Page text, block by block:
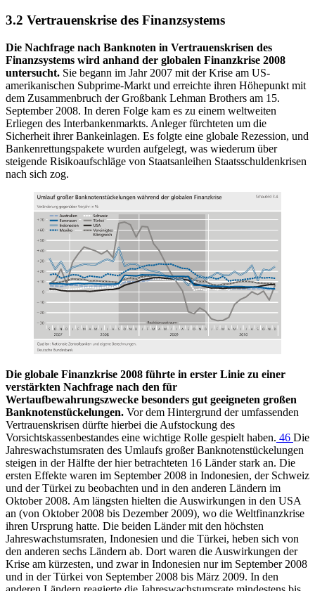
3.2 Vertrauenskrise des Finanzsystems
Die Nachfrage nach Banknoten in Vertrauenskrisen des
Finanzsystems wird anhand der globalen Finanzkrise 2008
untersucht. Sie begann im Jahr 2007 mit der Krise am US-
amerikanischen Subprime-Markt und erreichte ihren Höhepunkt mit
dem Zusammenbruch der Großbank Lehman Brothers am 15.
September 2008. In deren Folge kam es zu einem weltweiten
Erliegen des Interbankenmarkts. Anleger fürchteten um die
Sicherheit ihrer Bankeinlagen. Es folgte eine globale Rezession, und
Bankenrettungspakete wurden aufgelegt, was wiederum über
steigende Risikoaufschläge von Staatsanleihen Staatsschuldenkrisen
nach sich zog.
Die globale Finanzkrise 2008 führte in erster Linie zu einer
verstärkten Nachfrage nach den für
Wertaufbewahrungszwecke besonders gut geeigneten großen
Banknotenstückelungen. Vor dem Hintergrund der umfassenden
Vertrauenskrisen dürfte hierbei die Aufstockung des
Vorsichtskassenbestandes eine wichtige Rolle gespielt haben. 46 Die
Jahreswachstumsraten des Umlaufs großer Banknotenstückelungen
steigen in der Hälfte der hier betrachteten 16 Länder stark an. Die
ersten Effekte waren im September 2008 in Indonesien, der Schweiz
und der Türkei zu beobachten und in den anderen Ländern im
Oktober 2008. Am längsten hielten die Auswirkungen in den USA
an (von Oktober 2008 bis Dezember 2009), wo die Weltfinanzkrise
ihren Ursprung hatte. Die beiden Länder mit den höchsten
Jahreswachstumsraten, Indonesien und die Türkei, heben sich von
den anderen sechs Ländern ab. Dort waren die Auswirkungen der
Krise am kürzesten, und zwar in Indonesien nur im September 2008
und in der Türkei von September 2008 bis März 2009. In den